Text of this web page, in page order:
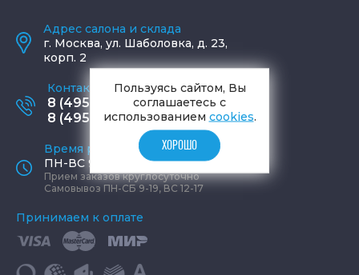
Адрес салона и склада
г. Москва, ул. Шаболовка, д. 23,
корп. 2
Контактные телефоны
8 (495) 795-77-65
8 (495) 797-11-67
Время работы офиса
ПН-ВС 9:00 - 19:00
Прием заказов круглосуточно
Самовывоз ПН-СБ 9-19, ВС 12-17
Принимаем к оплате
Пользуясь сайтом, Вы
соглашаетесь с
использованием cookies.
ХОРОШО